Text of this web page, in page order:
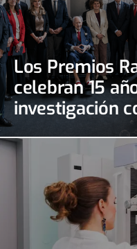
Los Premios
celebran 15
investigación